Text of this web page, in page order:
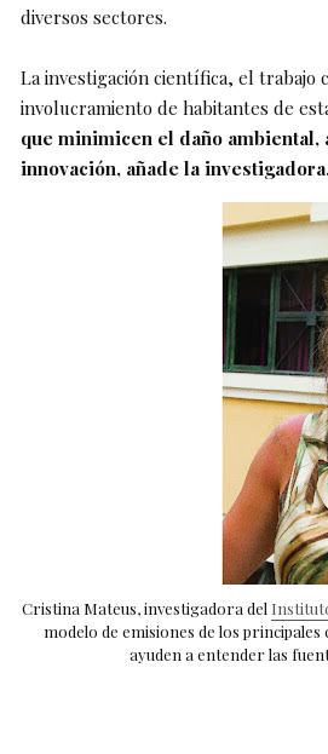
diversos sectores.
La investigación científica, el trabajo
involucramiento de habitantes de
que minimicen el daño
innovación, añade la
Cristina Mateus, investigadora del
modelo de emisiones de los
ayuden a entender las